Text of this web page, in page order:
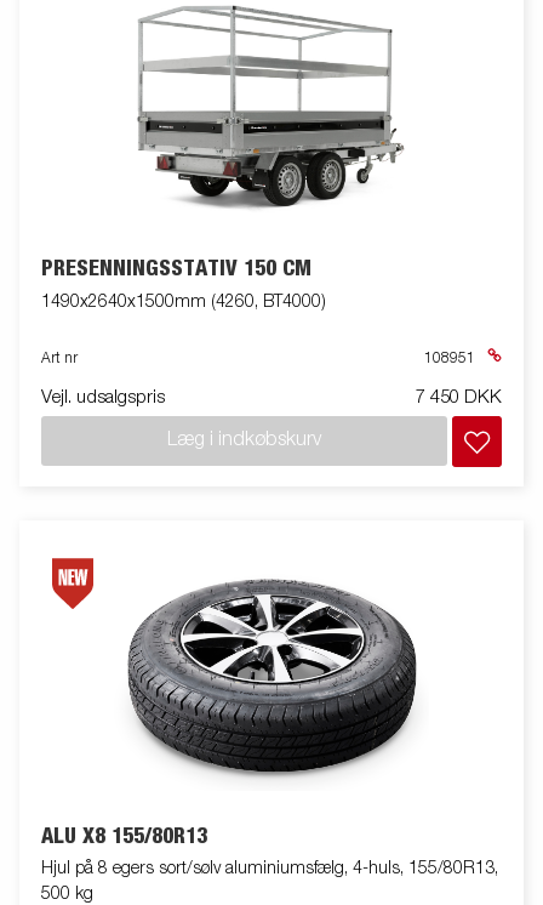
PRESENNINGSSTATIV 150 CM
1490x2640x1500mm (4260, BT4000)
Art nr 108951
Vejl. udsalgspris 7 450 DKK
Læg i indkøbskurv
ALU X8 155/80R13
Hjul på 8 egers sort/sølv aluminiumsfælg, 4-huls, 155/80R13,
500 kg